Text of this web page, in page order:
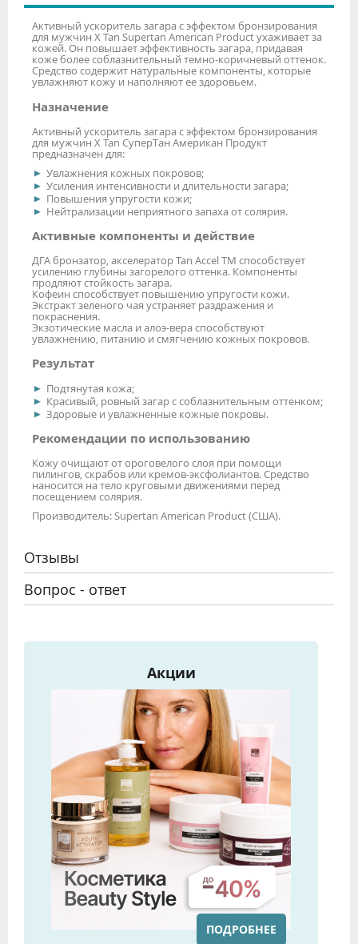
Активный ускоритель загара с эффектом бронзирования
для мужчин X Tan Supertan American Product ухаживает за
кожей. Он повышает эффективность загара, придавая
коже более соблазнительный темно-коричневый оттенок.
Средство содержит натуральные компоненты, которые
увлажняют кожу и наполняют ее здоровьем.
Назначение
Активный ускоритель загара с эффектом бронзирования
для мужчин X Tan СуперТан Американ Продукт
предназначен для:
Увлажнения кожных покровов;
Усиления интенсивности и длительности загара;
Повышения упругости кожи;
Нейтрализации неприятного запаха от солярия.
Активные компоненты и действие
ДГА бронзатор, акселератор Tan Accel TM способствует
усилению глубины загорелого оттенка. Компоненты
продляют стойкость загара.
Кофеин способствует повышению упругости кожи.
Экстракт зеленого чая устраняет раздражения и
покраснения.
Экзотические масла и алоэ-вера способствуют
увлажнению, питанию и смягчению кожных покровов.
Результат
Подтянутая кожа;
Красивый, ровный загар с соблазнительным оттенком;
Здоровые и увлажненные кожные покровы.
Рекомендации по использованию
Кожу очищают от ороговелого слоя при помощи
пилингов, скрабов или кремов-эксфолиантов. Средство
наносится на тело круговыми движениями перед
посещением солярия.
Производитель: Supertan American Product (США).
Отзывы
Вопрос - ответ
Акции
ПОДРОБНЕЕ